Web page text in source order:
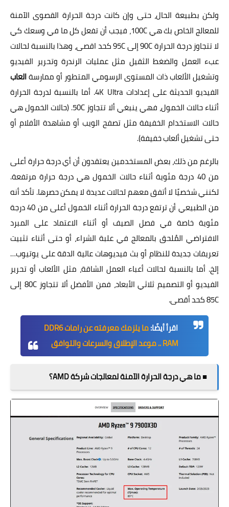
ولكن بطبيعة الحال، حتى وإن كانت درجة الحرارة القصوى الآمنة
للمعالج الخاص بك هي 100C، فيجب أن تفعل كل ما في وسعك كي
لا تتجاوز درجة الحرارة 90C إلى 95C كحد اقصى، وهذا بالنسبة لحالات
عبء العمل والضغط الثقيل مثل عمليات الرندرة وتحرير الفيديو
وتشغيل الألعاب ذات المستوى الرسومي المتطور أو ممارسةالعاب
الفيديو الحديثة على إعدادات 4K Ultra. أما بالنسبة لدرجة الحرارة
أثناء حالات الخمول، فهي ينبغي ألا تتجاوز 50C. (حالات الخمول هي
حالات الاستخدام الخفيفة مثل تصفح الويب أو مشاهدة الأفلام أو
حتى تشغيل ألعاب خفيفة).
بالرغم من ذلك، بعض المستخدمين يعتقدون أن أي درجة حرارة أعلى
من 40 درجة مئوية أثناء حالات الخمول هي درجة حرارة مرتفعة.
لكنني شخصيًا لا أتفق معهم لحالات عديدة لا يمكن حصرها. تأكد أنه
من الطبيعي أن ترتفع درجة الحرارة أثناء الخمول أعلى من 40 درجة
مئوية خاصة في فصل الصيف أو أثناء الاعتماد على المبرد
الافتراضي المُلحق بالمعالج في علبة الشراء، أو حتى أثناء تثبيت
تعريفات جديدة للنظام أو بث فيديوهات عالية الدقة على يوتيوب…
إلخ. أما بالنسبة لحالات أعباء العمل الشاقة، مثل الألعاب أو تحرير
الفيديو أو التصميم ثلاثي الأبعاد، فمن الأفضل ألا تتجاوز 80C إلى
85C كحد أقصى.
اقرأ أيضًا:
ما يلزمك معرفته عن رامات DDR6
RAM .. موعد الإطلاق والسرعات والتوافق
■ ما هي درجة الحرارة الآمنة لمعالجات شركة AMD؟